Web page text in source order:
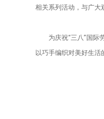
相关系列活动，与广大
为庆祝“三八”国际
以巧手编织对美好生活